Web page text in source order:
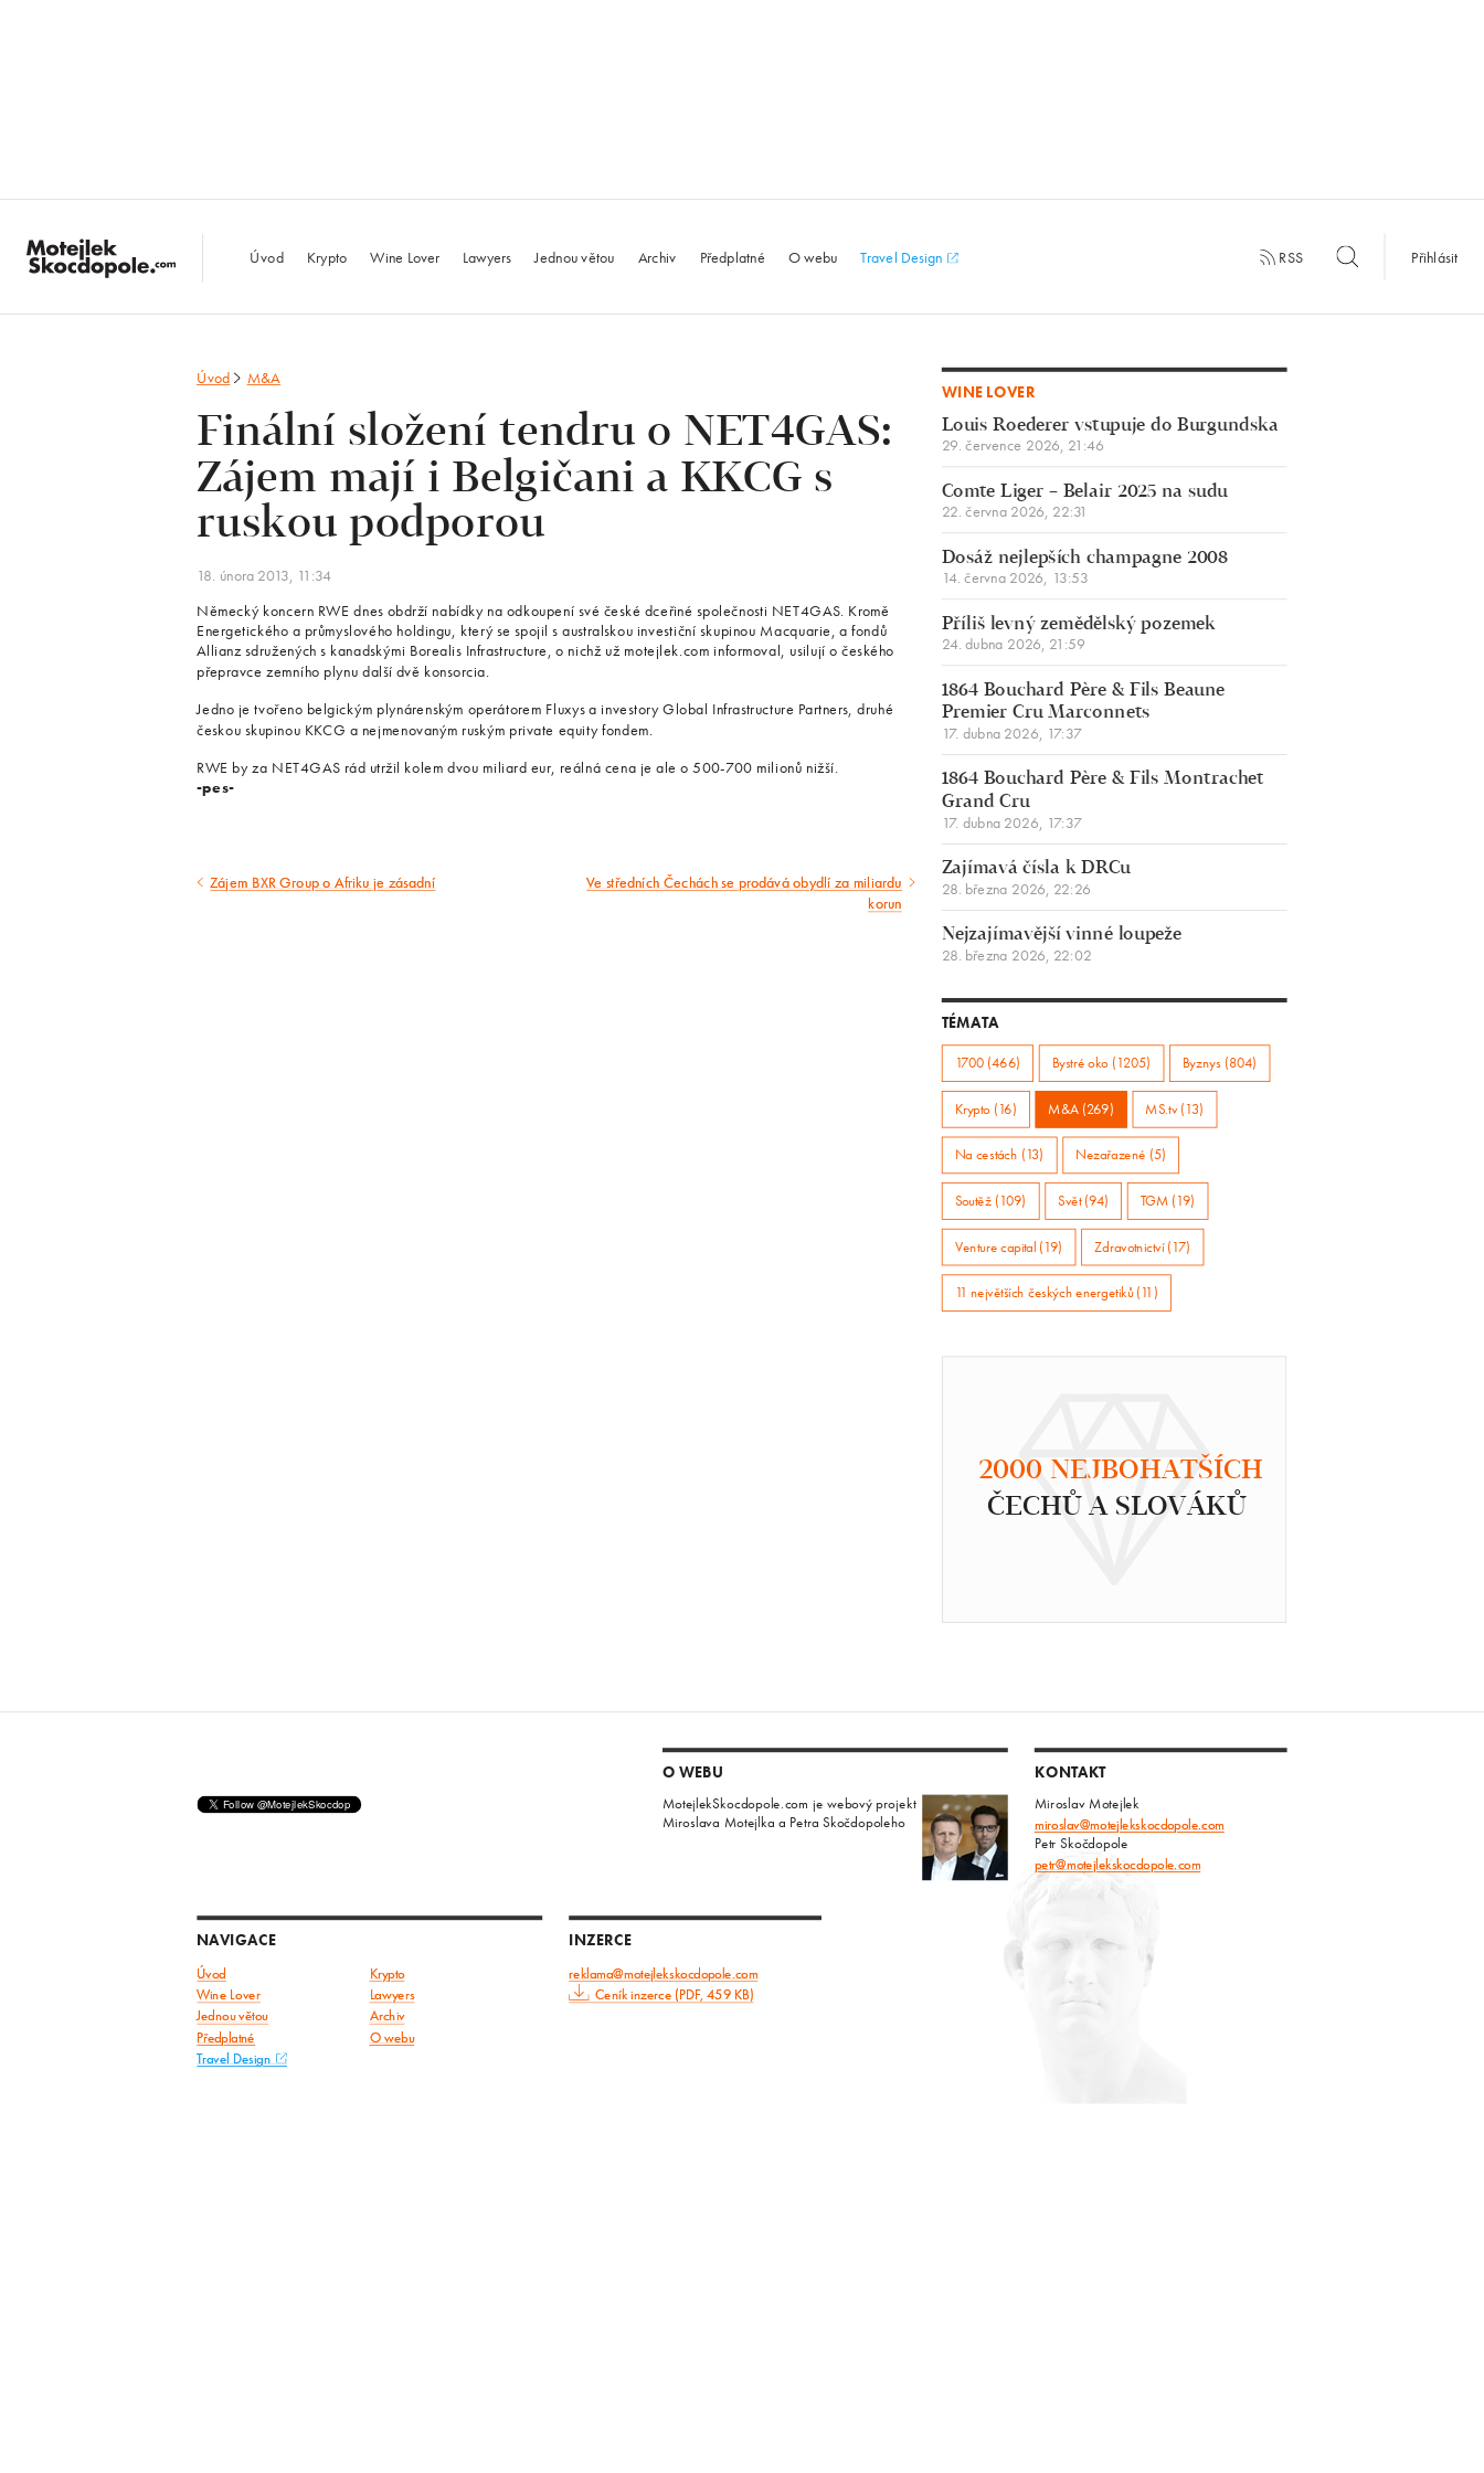
MotejlekSkocdopole.com
Úvod Krypto Wine Lover Lawyers Jednou větou Archiv Předplatné O webu Travel Design RSS Přihlásit
Úvod M&A
Finální složení tendru o NET4GAS:
Zájem mají i Belgičani a KKCG s
ruskou podporou
18. února 2013, 11:34
Německý koncern RWE dnes obdrží nabídky na odkoupení své české dceřiné společnosti NET4GAS. Kromě
Energetického a průmyslového holdingu, který se spojil s australskou investiční skupinou Macquarie, a fondů
Allianz sdružených s kanadskými Borealis Infrastructure, o nichž už motejlek.com informoval, usilují o českého
přepravce zemního plynu další dvě konsorcia.
Jedno je tvořeno belgickým plynárenským operátorem Fluxys a investory Global Infrastructure Partners, druhé
českou skupinou KKCG a nejmenovaným ruským private equity fondem.
RWE by za NET4GAS rád utržil kolem dvou miliard eur, reálná cena je ale o 500-700 milionů nižší.
-pes-
Předcházející
Zájem BXR Group o Afriku je zásadní Následující
Ve středních Čechách se prodává obydlí za miliardu
korun
WINE LOVER
Louis Roederer vstupuje do Burgundska
29. července 2026, 21:46
Comte Liger – Belair 2025 na sudu
22. června 2026, 22:31
Dosáž nejlepších champagne 2008
14. června 2026, 13:53
Příliš levný zemědělský pozemek
24. dubna 2026, 21:59
1864 Bouchard Père & Fils Beaune
Premier Cru Marconnets
17. dubna 2026, 17:37
1864 Bouchard Père & Fils Montrachet
Grand Cru
17. dubna 2026, 17:37
Zajímavá čísla k DRCu
28. března 2026, 22:26
Nejzajímavější vinné loupeže
28. března 2026, 22:02
TÉMATA
1700 (466) Bystré oko (1205) Byznys (804)
Krypto (16) M&A (269) MS.tv (13)
Na cestách (13) Nezařazené (5)
Soutěž (109) Svět (94) TGM (19)
Venture capital (19) Zdravotnictví (17)
11 největších českých energetiků (11)
2000 NEJBOHATŠÍCH
ČECHŮ A SLOVÁKŮ
O WEBU
MotejlekSkocdopole.com je webový projekt
Miroslava Motejlka a Petra Skočdopoleho
KONTAKT
Miroslav Motejlek
miroslav@motejlekskocdopole.com
Petr Skočdopole
petr@motejlekskocdopole.com
NAVIGACE
Úvod Krypto
Wine Lover
Lawyers
Jednou větou
Archiv
Předplatné O webu
Travel Design
INZERCE
reklama@motejlekskocdopole.com
Ceník inzerce (PDF, 459 KB)